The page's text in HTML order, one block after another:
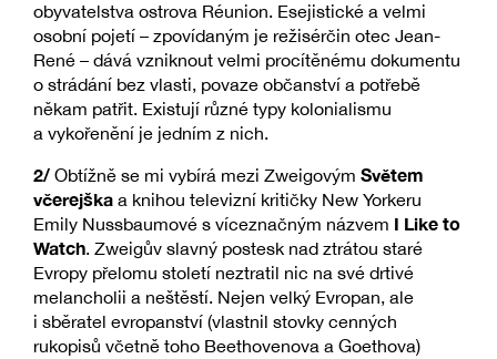
obyvatelstva ostrova Réunion. Esejistické a velmi
osobní pojetí – zpovídaným je režisérčin otec Jean-
René – dává vzniknout velmi procítěnému dokumentu
o strádání bez vlasti, povaze občanství a potřebě
někam patřit. Existují různé typy kolonialismu
a vykořenění je jedním z nich.
2/ Obtížně se mi vybírá mezi Zweigovým Světem
včerejška a knihou televizní kritičky New Yorkeru
Emily Nussbaumové s víceznačným názvem I Like to
Watch. Zweigův slavný postesk nad ztrátou staré
Evropy přelomu století neztratil nic na své drtivé
melancholii a neštěstí. Nejen velký Evropan, ale
i sběratel evropanství (vlastnil stovky cenných
rukopisů včetně toho Beethovenova a Goethova)